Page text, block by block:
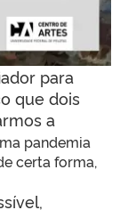
para
que dois
a
pandemia
certa forma,